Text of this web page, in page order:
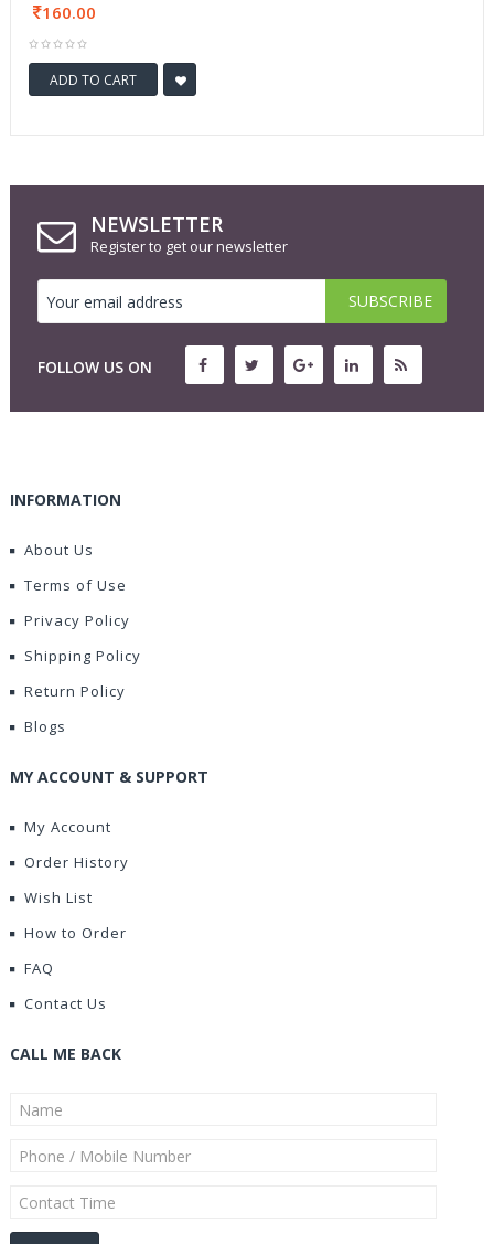
160.00
ADD TO CART
NEWSLETTER
Register to get our newsletter
FOLLOW US ON
INFORMATION
About Us
Terms of Use
Privacy Policy
Shipping Policy
Return Policy
Blogs
MY ACCOUNT & SUPPORT
My Account
Order History
Wish List
How to Order
FAQ
Contact Us
CALL ME BACK